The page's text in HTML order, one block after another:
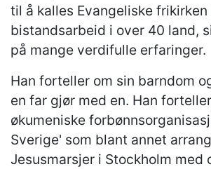
til å kalles Evangeliske frikirken
bistandsarbeid i over 40 land,
på mange verdifulle erfaringer.
Han forteller om sin barndom
en far gjør med en. Han
økumeniske
Sverige' som blant annet
Jesusmarsjer i Stockholm med